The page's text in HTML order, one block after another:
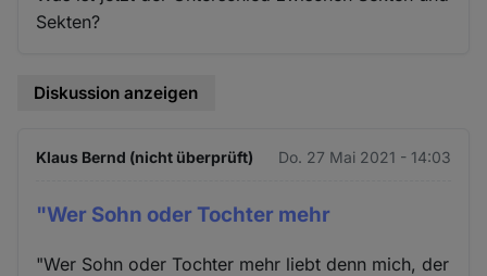
Sekten?
Diskussion anzeigen
Klaus Bernd (nicht überprüft) Do. 27 Mai 2021 - 14:03
"Wer Sohn oder Tochter mehr
"Wer Sohn oder Tochter mehr liebt denn mich, der